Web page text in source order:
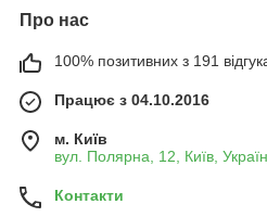
Про нас
100% позитивних з 191
Працює з 04.10.2016
м. Київ
вул. Полярна, 12, Київ,
Контакти